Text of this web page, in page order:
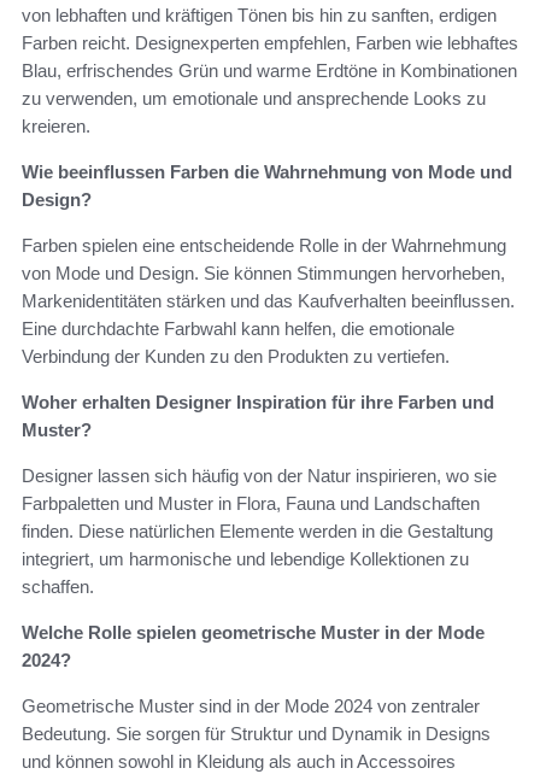
von lebhaften und kräftigen Tönen bis hin zu sanften, erdigen
Farben reicht. Designexperten empfehlen, Farben wie lebhaftes
Blau, erfrischendes Grün und warme Erdtöne in Kombinationen
zu verwenden, um emotionale und ansprechende Looks zu
kreieren.
Wie beeinflussen Farben die Wahrnehmung von Mode und
Design?
Farben spielen eine entscheidende Rolle in der Wahrnehmung
von Mode und Design. Sie können Stimmungen hervorheben,
Markenidentitäten stärken und das Kaufverhalten beeinflussen.
Eine durchdachte Farbwahl kann helfen, die emotionale
Verbindung der Kunden zu den Produkten zu vertiefen.
Woher erhalten Designer Inspiration für ihre Farben und
Muster?
Designer lassen sich häufig von der Natur inspirieren, wo sie
Farbpaletten und Muster in Flora, Fauna und Landschaften
finden. Diese natürlichen Elemente werden in die Gestaltung
integriert, um harmonische und lebendige Kollektionen zu
schaffen.
Welche Rolle spielen geometrische Muster in der Mode
2024?
Geometrische Muster sind in der Mode 2024 von zentraler
Bedeutung. Sie sorgen für Struktur und Dynamik in Designs
und können sowohl in Kleidung als auch in Accessoires